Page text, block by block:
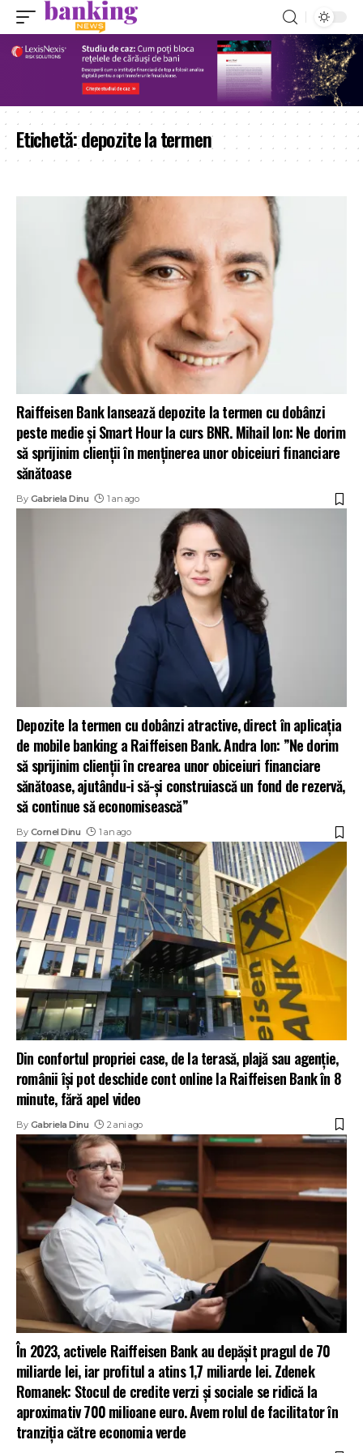
Etichetă:depozite la termen
Raiffeisen Bank lansează depozite la termen cu dobânzi
peste medie și Smart Hour la curs BNR. Mihail Ion: Ne dorim
să sprijinim clienții în menținerea unor obiceiuri financiare
sănătoase
By Gabriela Dinu 1 an ago
Depozite la termen cu dobânzi atractive, direct în aplicația
de mobile banking a Raiffeisen Bank. Andra Ion: ”Ne dorim
să sprijinim clienții în crearea unor obiceiuri financiare
sănătoase, ajutându-i să-și construiască un fond de rezervă,
să continue să economisească”
By Cornel Dinu 1 an ago
Din confortul propriei case, de la terasă, plajă sau agenție,
românii își pot deschide cont online la Raiffeisen Bank în 8
minute, fără apel video
By Gabriela Dinu 2 ani ago
În 2023, activele Raiffeisen Bank au depășit pragul de 70
miliarde lei, iar profitul a atins 1,7 miliarde lei. Zdenek
Romanek: Stocul de credite verzi și sociale se ridică la
aproximativ 700 milioane euro. Avem rolul de facilitator în
tranziția către economia verde